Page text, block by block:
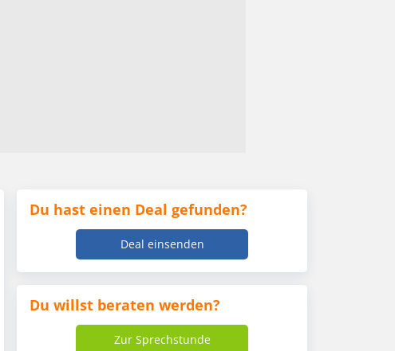
Du hast einen Deal gefunden?
Deal einsenden
Du willst beraten werden?
Zur Sprechstunde